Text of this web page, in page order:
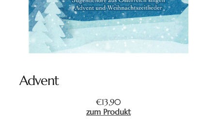
Advent
€13,90
zum Produkt